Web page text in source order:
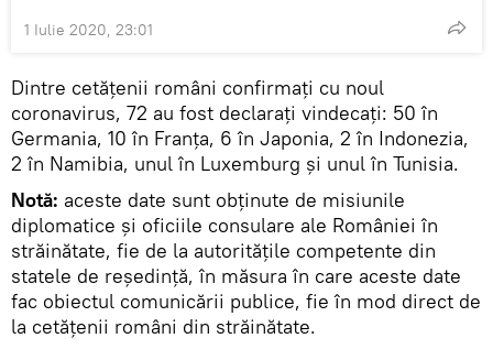
1 Iulie 2020, 23:01
Dintre cetățenii români confirmați cu noul
coronavirus, 72 au fost declarați vindecați: 50 în
Germania, 10 în Franța, 6 în Japonia, 2 în Indonezia,
2 în Namibia, unul în Luxemburg și unul în Tunisia.
Notă: aceste date sunt obținute de misiunile
diplomatice și oficiile consulare ale României în
străinătate, fie de la autoritățile competente din
statele de reședință, în măsura în care aceste date
fac obiectul comunicării publice, fie în mod direct de
la cetățenii români din străinătate.